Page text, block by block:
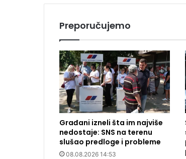
Preporučujemo
Građani izneli šta im najviše
nedostaje: SNS na terenu
slušao predloge i probleme
08.08.2026 14:53